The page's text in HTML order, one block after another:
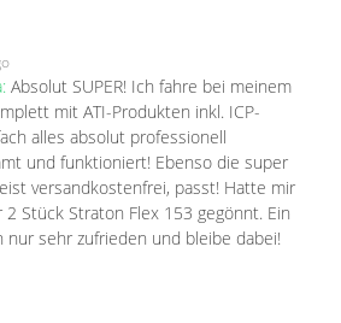
Absolut SUPER! Ich fahre bei meinem
mit ATI-Produkten inkl. ICP-
alles absolut professionell
und funktioniert! Ebenso die super
versandkostenfrei, passt! Hatte mir
2 Stück Straton Flex 153 gegönnt. Ein
nur sehr zufrieden und bleibe dabei!